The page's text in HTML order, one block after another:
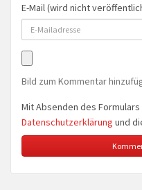
E-Mail (wird nicht
Bild zum Kommentar
Mit Absenden des
Datenschutzerklärung und